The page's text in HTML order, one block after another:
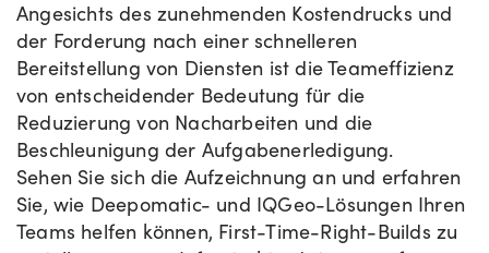
Angesichts des zunehmenden Kostendrucks und
der Forderung nach einer schnelleren
Bereitstellung von Diensten ist die Teameffizienz
von entscheidender Bedeutung für die
Reduzierung von Nacharbeiten und die
Beschleunigung der Aufgabenerledigung.
Sehen Sie sich die Aufzeichnung an und erfahren
Sie, wie Deepomatic- und IQGeo-Lösungen Ihren
Teams helfen können, First-Time-Right-Builds zu